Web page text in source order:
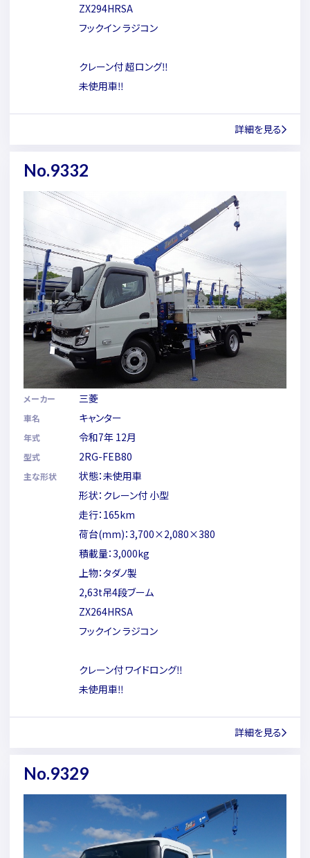
ZX294HRSA
フックイン ラジコン
クレーン付 超ロング‼
未使用車‼
詳細を見る
No.9332
メーカー 三菱
車名 キャンター
年式 令和7年 12月
型式 2RG-FEB80
主な形状
状態：未使用車
形状：クレーン付 小型
走行：165km
荷台(mm)：3,700×2,080×380
積載量：3,000kg
上物：タダノ製
2,63t吊4段ブーム
ZX264HRSA
フックイン ラジコン
クレーン付 ワイドロング‼
未使用車‼
詳細を見る
No.9329